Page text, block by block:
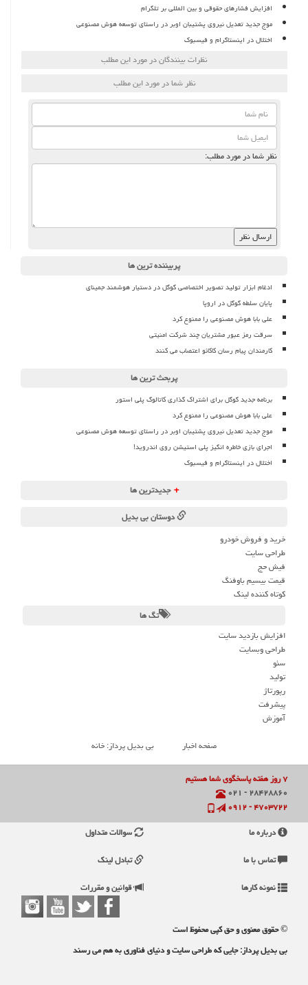
افزایش فشارهای حقوقی و بین المللی بر تلگرام
موج جدید تعدیل نیروی پشتیبان اوبر در راستای توسعه هوش مصنوعی
اختلال در اینستاگرام و فیسبوک
نظرات بینندگان در مورد این مطلب
نظر شما در مورد این مطلب
نظر شما در مورد مطلب:
پربیننده ترین ها
ادغام ابزار تولید تصویر اختصاصی گوگل در دستیار هوشمند جمینای
پایان سلطه گوگل در اروپا
علی بابا هوش مصنوعی را ممنوع کرد
سرقت رمز عبور مشتریان چند شرکت امنیتی
کارمندان پیام رسان کاکائو اعتصاب می کنند
پربحث ترین ها
برنامه جدید گوگل برای اشتراک گذاری کاتالوگ پلی استور
علی بابا هوش مصنوعی را ممنوع کرد
موج جدید تعدیل نیروی پشتیبان اوبر در راستای توسعه هوش مصنوعی
اجرای بازی خاطره انگیز پلی استیشن روی اندروید!
اختلال در اینستاگرام و فیسبوک
+ جدیدترین ها
دوستان بی بدیل
خرید و فروش خودرو
طراحی سایت
فیش حج
قیمت بیسیم باوفنگ
کوتاه کننده لینک
تگ ها
افزایش بازدید سایت
طراحی وبسایت
سئو
تولید
رپورتاژ
پیشرفت
آموزش
صفحه اخبار
بی بدیل پرداز: خانه
۷ روز هفته پاسخگوی شما هستیم
۲۸۴۲۸۸۶۰ - ۰۲۱
۴۷۰۳۷۲۲ - ۰۹۱۲
درباره ما
تماس با ما
نمونه کارها
سوالات متداول
تبادل لینک
قوانین و مقررات
© حقوق معنوی و حق کپی محفوظ است
بی بدیل پرداز: جایی که طراحی سایت و دنیای فناوری به هم می رسند